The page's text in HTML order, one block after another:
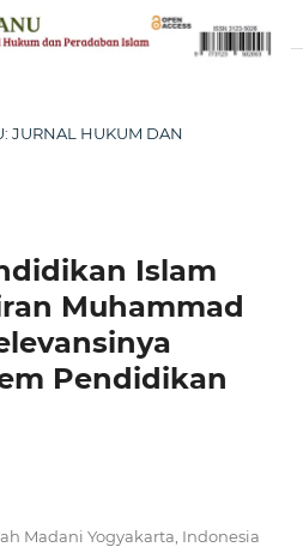
JURNAL HUKUM DAN
Islam
Muhammad
Pendidikan
Madani Yogyakarta, Indonesia